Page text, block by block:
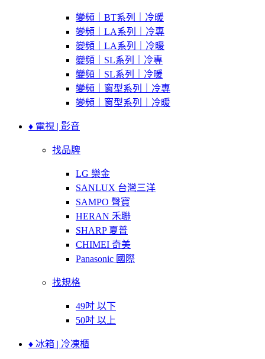
變頻｜BT系列｜冷暖
變頻｜LA系列｜冷專
變頻｜LA系列｜冷暖
變頻｜SL系列｜冷專
變頻｜SL系列｜冷暖
變頻｜窗型系列｜冷專
變頻｜窗型系列｜冷暖
♦ 電視 | 影音
找品牌
LG 樂金
SANLUX 台灣三洋
SAMPO 聲寶
HERAN 禾聯
SHARP 夏普
CHIMEI 奇美
Panasonic 國際
找規格
49吋 以下
50吋 以上
♦ 冰箱 | 冷凍櫃